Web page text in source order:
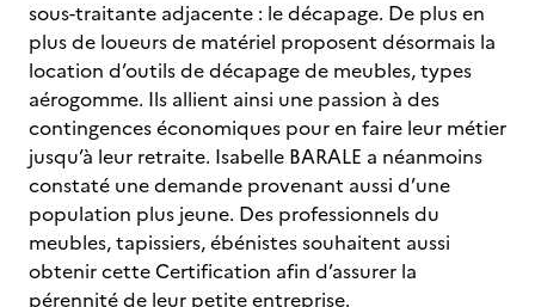
sous-traitante adjacente : le décapage. De plus en
plus de loueurs de matériel proposent désormais la
location d’outils de décapage de meubles, types
aérogomme. Ils allient ainsi une passion à des
contingences économiques pour en faire leur métier
jusqu’à leur retraite. Isabelle BARALE a néanmoins
constaté une demande provenant aussi d’une
population plus jeune. Des professionnels du
meubles, tapissiers, ébénistes souhaitent aussi
obtenir cette Certification afin d’assurer la
pérennité de leur petite entreprise.